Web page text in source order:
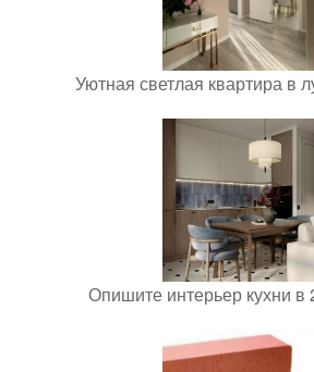
Уютная светлая квартира в
Опишите интерьер кухни в